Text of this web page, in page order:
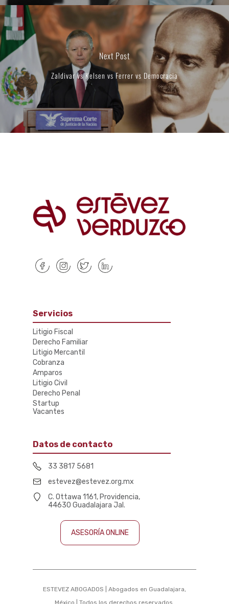
Next Post
Zaldivar vs Kelsen vs Ferrer vs Democracia
Servicios
Litigio Fiscal
Derecho Familiar
Litigio Mercantil
Cobranza
Amparos
Litigio Civil
Derecho Penal
Startup
Vacantes
Datos de contacto
33 3817 5681
estevez@estevez.org.mx
C. Ottawa 1161, Providencia,
44630 Guadalajara Jal.
ASESORÍA ONLINE
ESTEVEZ ABOGADOS | Abogados en Guadalajara,
México | Todos los derechos reservados.